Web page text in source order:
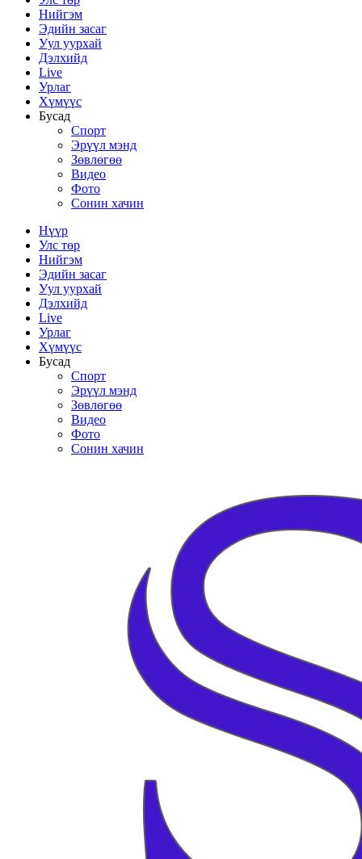
Нийгэм
Эдийн засаг
Уул уурхай
Дэлхийд
Live
Урлаг
Хүмүүс
Бусад
Спорт
Эрүүл мэнд
Зөвлөгөө
Видео
Фото
Сонин хачин
Нүүр
Улс төр
Нийгэм
Эдийн засаг
Уул уурхай
Дэлхийд
Live
Урлаг
Хүмүүс
Бусад
Спорт
Эрүүл мэнд
Зөвлөгөө
Видео
Фото
Сонин хачин